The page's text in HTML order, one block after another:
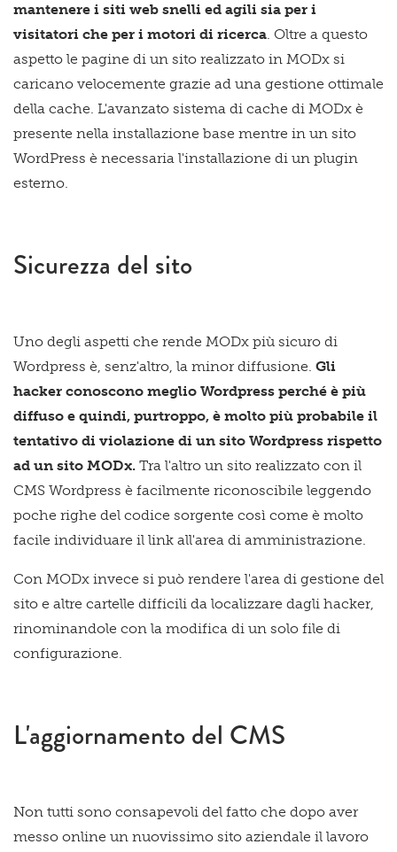
mantenere i siti web snelli ed agili sia per i
visitatori che per i motori di ricerca. Oltre a questo
aspetto le pagine di un sito realizzato in MODx si
caricano velocemente grazie ad una gestione ottimale
della cache. L'avanzato sistema di cache di MODx è
presente nella installazione base mentre in un sito
WordPress è necessaria l'installazione di un plugin
esterno.
Sicurezza del sito
Uno degli aspetti che rende MODx più sicuro di
Wordpress è, senz'altro, la minor diffusione. Gli
hacker conoscono meglio Wordpress perché è più
diffuso e quindi, purtroppo, è molto più probabile il
tentativo di violazione di un sito Wordpress rispetto
ad un sito MODx. Tra l'altro un sito realizzato con il
CMS Wordpress è facilmente riconoscibile leggendo
poche righe del codice sorgente così come è molto
facile individuare il link all'area di amministrazione.
Con MODx invece si può rendere l'area di gestione del
sito e altre cartelle difficili da localizzare dagli hacker,
rinominandole con la modifica di un solo file di
configurazione.
L'aggiornamento del CMS
Non tutti sono consapevoli del fatto che dopo aver
messo online un nuovissimo sito aziendale il lavoro